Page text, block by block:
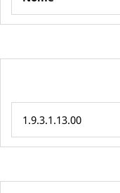
1.9.3.1.13.00